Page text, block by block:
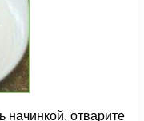
начинкой, отварите